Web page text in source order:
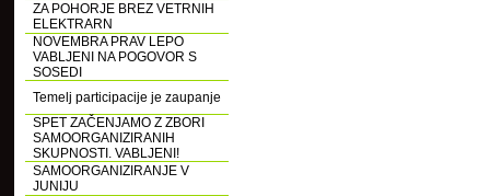
ZA POHORJE BREZ VETRNIH
ELEKTRARN
NOVEMBRA PRAV LEPO
VABLJENI NA POGOVOR S
SOSEDI
Temelj participacije je zaupanje
SPET ZAČENJAMO Z ZBORI
SAMOORGANIZIRANIH
SKUPNOSTI. VABLJENI!
SAMOORGANIZIRANJE V
JUNIJU